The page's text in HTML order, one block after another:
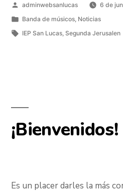
adminwebsanlucas
6 de
Banda de músicos Noticias
IEP San Lucas Segunda Jerusalen
¡Bienvenidos!
Es un placer darles la más